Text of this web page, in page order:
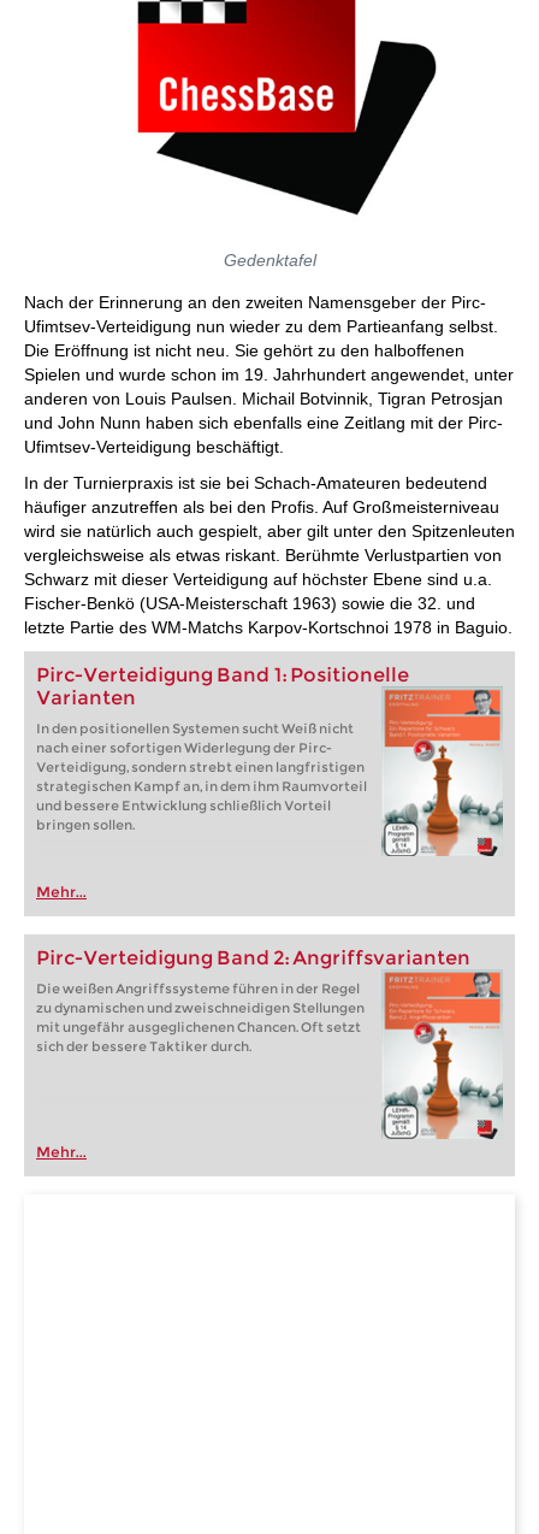
Gedenktafel
Nach der Erinnerung an den zweiten Namensgeber der Pirc-
Ufimtsev-Verteidigung nun wieder zu dem Partieanfang selbst.
Die Eröffnung ist nicht neu. Sie gehört zu den halboffenen
Spielen und wurde schon im 19. Jahrhundert angewendet, unter
anderen von Louis Paulsen. Michail Botvinnik, Tigran Petrosjan
und John Nunn haben sich ebenfalls eine Zeitlang mit der Pirc-
Ufimtsev-Verteidigung beschäftigt.
In der Turnierpraxis ist sie bei Schach-Amateuren bedeutend
häufiger anzutreffen als bei den Profis. Auf Großmeisterniveau
wird sie natürlich auch gespielt, aber gilt unter den Spitzenleuten
vergleichsweise als etwas riskant. Berühmte Verlustpartien von
Schwarz mit dieser Verteidigung auf höchster Ebene sind u.a.
Fischer-Benkö (USA-Meisterschaft 1963) sowie die 32. und
letzte Partie des WM-Matchs Karpov-Kortschnoi 1978 in Baguio.
Pirc-Verteidigung Band 1: Positionelle
Varianten
In den positionellen Systemen sucht Weiß nicht
nach einer sofortigen Widerlegung der Pirc-
Verteidigung, sondern strebt einen langfristigen
strategischen Kampf an, in dem ihm Raumvorteil
und bessere Entwicklung schließlich Vorteil
bringen sollen.
Mehr...
Pirc-Verteidigung Band 2: Angriffsvarianten
Die weißen Angriffssysteme führen in der Regel
zu dynamischen und zweischneidigen Stellungen
mit ungefähr ausgeglichenen Chancen. Oft setzt
sich der bessere Taktiker durch.
Mehr...